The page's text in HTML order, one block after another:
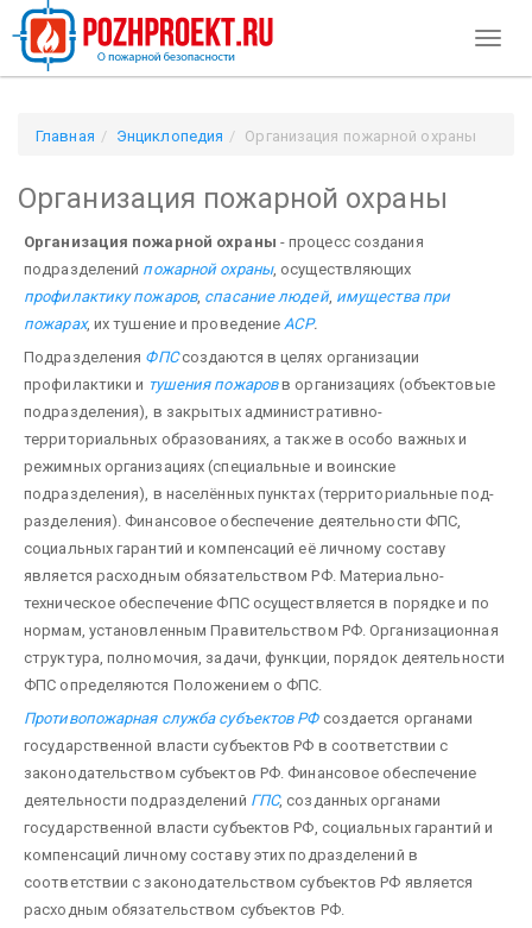
Главная Энциклопедия Организация пожарной охраны
Организация пожарной охраны
Организация пожарной охраны - процесс создания
подразделений пожарной охра­ны, осуществляющих
профилактику пожаров, спасание людей, имущества при
пожарах, их тушение и проведение АСР.
Подразделения ФПСсоздаются в целях организации
профилактики и тушения пожа­ровв организациях (объектовые
подразделения), в закрытых административно-
территориальных образованиях, а также в особо важных и
режимных организациях (специальные и воинские
подразделения), в населённых пунктах (территориальные под­
разделения). Финансовое обеспечение деятельности ФПС,
социальных гарантий и компенсаций её личному составу
является расходным обязательством РФ. Материально-
техническое обеспечение ФПС осуществляется в порядке и по
нормам, установленным Правительством РФ. Организационная
структура, пол­номочия, задачи, функции, порядок деятельности
ФПС определяются Положением о ФПС.
Противопожарная служба субъектов РФсоздается органами
государственной власти субъектов РФ в соответствии с
законодательством субъектов РФ. Финансовое обеспечение
деятельности подразделений ГПС, создан­ных органами
государственной власти субъектов РФ, социальных гарантий и
компенсаций личному составу этих подразделений в
соответствии с законодательством субъектов РФ является
расходным обязательством субъектов РФ.